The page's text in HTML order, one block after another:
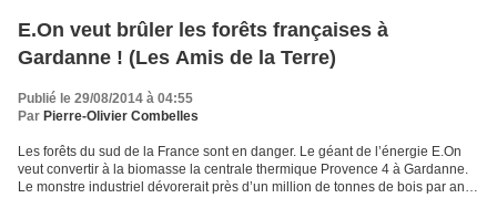
E.On veut brûler les forêts françaises à
Gardanne ! (Les Amis de la Terre)
Publié le 29/08/2014 à 04:55
Par Pierre-Olivier Combelles
Les forêts du sud de la France sont en danger. Le géant de l’énergie E.On
veut convertir à la biomasse la centrale thermique Provence 4 à Gardanne.
Le monstre industriel dévorerait près d’un million de tonnes de bois par an.